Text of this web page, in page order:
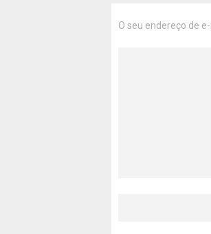
O seu endereço de